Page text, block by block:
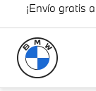
¡Envío gratis